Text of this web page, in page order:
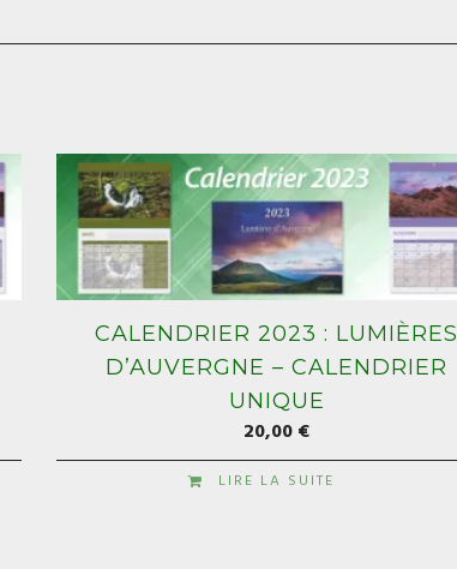
CALENDRIER 2023 : LUMIÈRES
D’AUVERGNE – CALENDRIER
UNIQUE
20,00€
LIRE LA SUITE